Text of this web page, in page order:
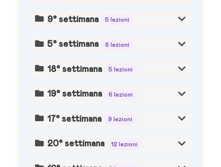
9° settimana 5 lezioni
5° settimana 6 lezioni
18° settimana 5 lezioni
19° settimana 6 lezioni
17° settimana 9 lezioni
20° settimana 12 lezioni